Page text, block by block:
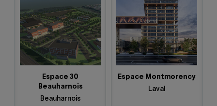
Espace 30
Beauharnois
Beauharnois
Espace Montmorency
Laval